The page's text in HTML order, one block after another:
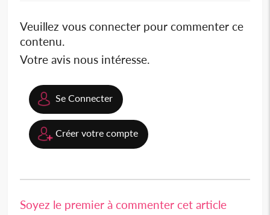
Veuillez vous connecter pour commenter ce
contenu.
Votre avis nous intéresse.
Se Connecter
Créer votre compte
Soyez le premier à commenter cet article